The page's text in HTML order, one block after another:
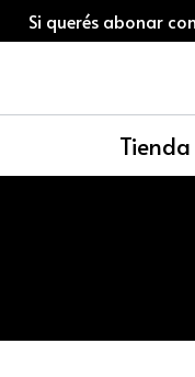
Si querés abonar
Tienda